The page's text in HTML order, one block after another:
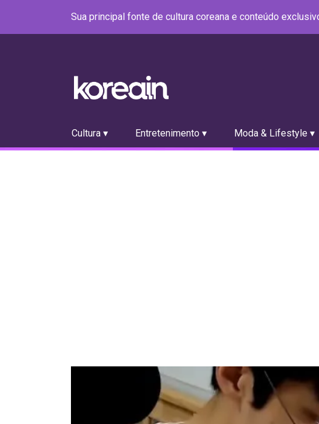
Sua principal fonte de cultura coreana e conteúdo
Cultura ▾ Entretenimento ▾ Moda & Lifestyle ▾